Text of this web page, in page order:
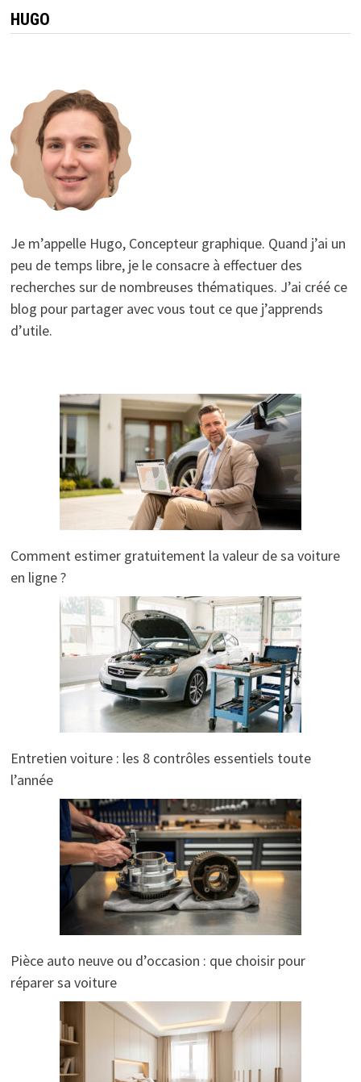
HUGO
Je m’appelle Hugo, Concepteur graphique. Quand j’ai un
peu de temps libre, je le consacre à effectuer des
recherches sur de nombreuses thématiques. J’ai créé ce
blog pour partager avec vous tout ce que j’apprends
d’utile.
Comment estimer gratuitement la valeur de sa voiture
en ligne ?
Entretien voiture : les 8 contrôles essentiels toute
l’année
Pièce auto neuve ou d’occasion : que choisir pour
réparer sa voiture